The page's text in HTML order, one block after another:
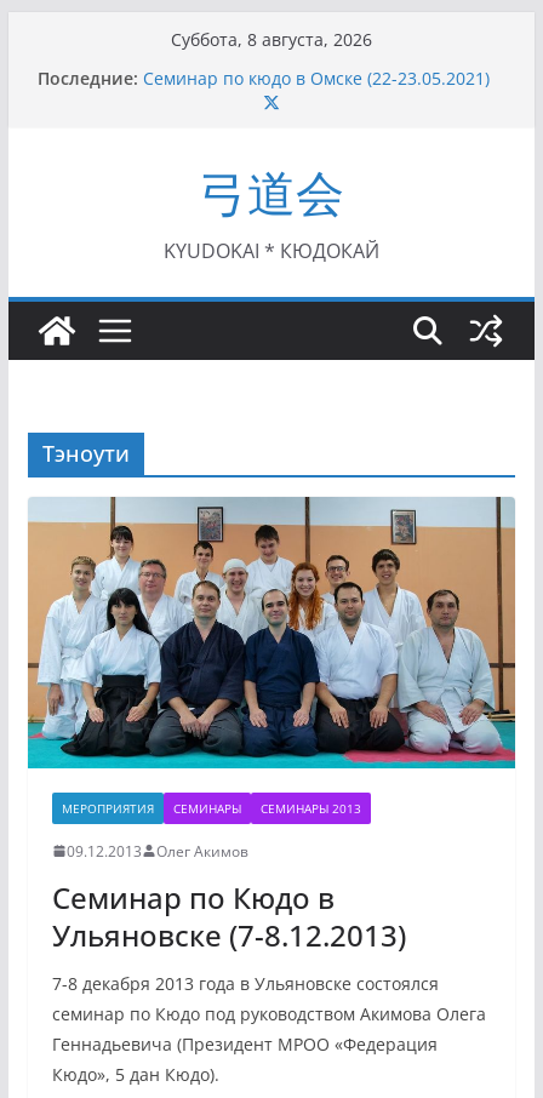
содержимому
Суббота, 8 августа, 2026
Последние: Семинар по кюдо в Омске (22-23.05.2021)
Чемпионат Росcии, Дёмино (2-5.09.2021)
II Кубок Посла Японии в России по Кюдо,
Орёл (25.07.2021)
I этап Кубка Московской области по Кюдо /
Сейдокан II (27.06.2021)
弓道会
KYUDOKAI * КЮДОКАЙ
Тэноути
МЕРОПРИЯТИЯ СЕМИНАРЫ СЕМИНАРЫ 2013
09.12.2013 Олег Акимов
Семинар по Кюдо в
Ульяновске (7-8.12.2013)
7-8 декабря 2013 года в Ульяновске состоялся
семинар по Кюдо под руководством Акимова Олега
Геннадьевича (Президент МРОО «Федерация
Кюдо», 5 дан Кюдо).